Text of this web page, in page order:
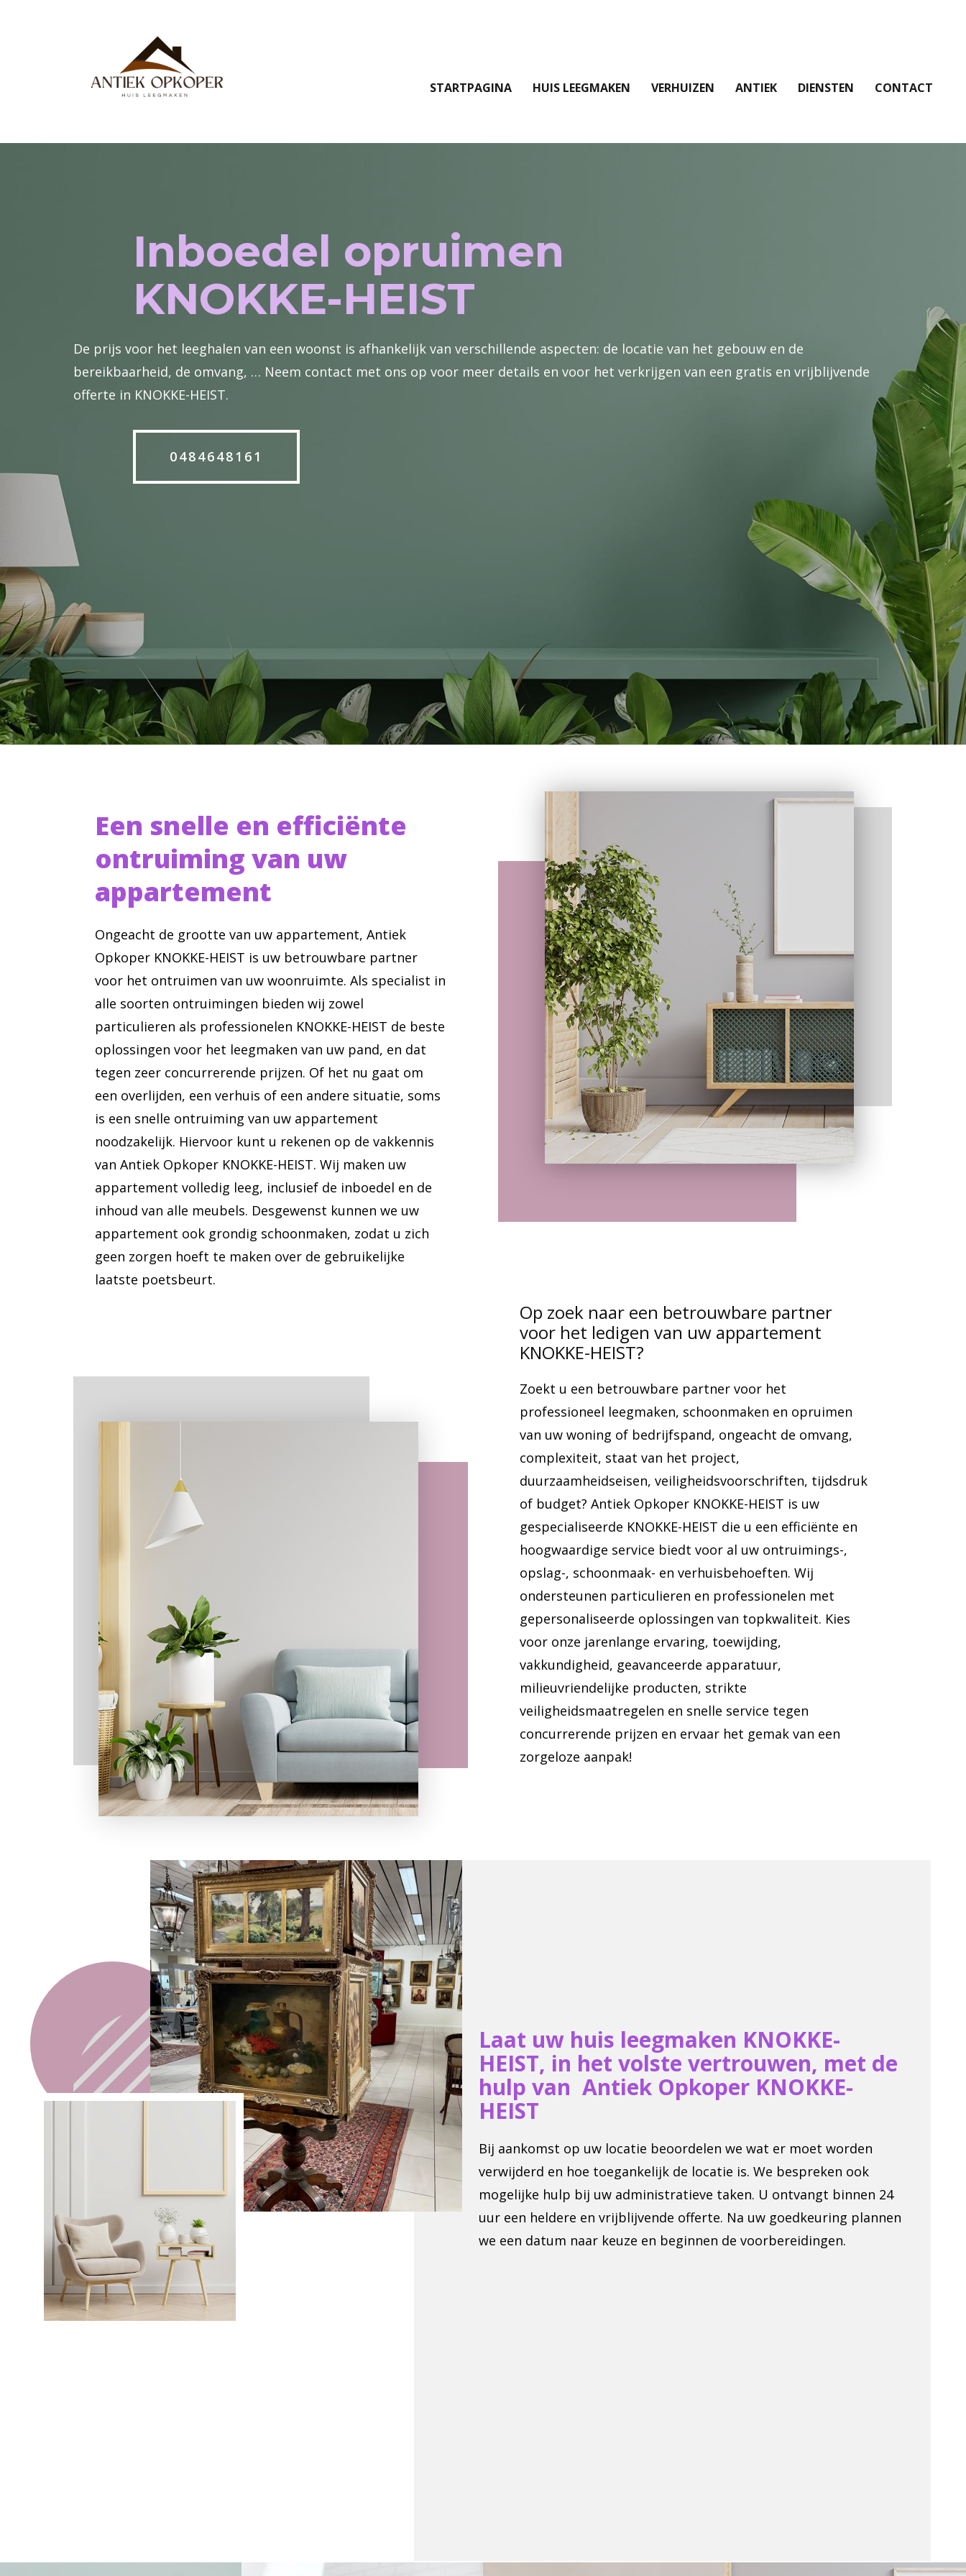
STARTPAGINA HUIS LEEGMAKEN VERHUIZEN ANTIEK DIENSTEN CONTACT
Inboedel opruimen
KNOKKE-HEIST
De prijs voor het leeghalen van een woonst is afhankelijk van verschillende aspecten: de locatie van het gebouw en de
bereikbaarheid, de omvang, … Neem contact met ons op voor meer details en voor het verkrijgen van een gratis en vrijblijvende
offerte in KNOKKE-HEIST.
0484648161
Een snelle en efficiënte
ontruiming van uw
appartement
Ongeacht de grootte van uw appartement, Antiek
Opkoper KNOKKE-HEIST is uw betrouwbare partner
voor het ontruimen van uw woonruimte. Als specialist in
alle soorten ontruimingen bieden wij zowel
particulieren als professionelen KNOKKE-HEIST de beste
oplossingen voor het leegmaken van uw pand, en dat
tegen zeer concurrerende prijzen. Of het nu gaat om
een overlijden, een verhuis of een andere situatie, soms
is een snelle ontruiming van uw appartement
noodzakelijk. Hiervoor kunt u rekenen op de vakkennis
van Antiek Opkoper KNOKKE-HEIST. Wij maken uw
appartement volledig leeg, inclusief de inboedel en de
inhoud van alle meubels. Desgewenst kunnen we uw
appartement ook grondig schoonmaken, zodat u zich
geen zorgen hoeft te maken over de gebruikelijke
laatste poetsbeurt.
Op zoek naar een betrouwbare partner
voor het ledigen van uw appartement
KNOKKE-HEIST?
Zoekt u een betrouwbare partner voor het
professioneel leegmaken, schoonmaken en opruimen
van uw woning of bedrijfspand, ongeacht de omvang,
complexiteit, staat van het project,
duurzaamheidseisen, veiligheidsvoorschriften, tijdsdruk
of budget? Antiek Opkoper KNOKKE-HEIST is uw
gespecialiseerde KNOKKE-HEIST die u een efficiënte en
hoogwaardige service biedt voor al uw ontruimings-,
opslag-, schoonmaak- en verhuisbehoeften. Wij
ondersteunen particulieren en professionelen met
gepersonaliseerde oplossingen van topkwaliteit. Kies
voor onze jarenlange ervaring, toewijding,
vakkundigheid, geavanceerde apparatuur,
milieuvriendelijke producten, strikte
veiligheidsmaatregelen en snelle service tegen
concurrerende prijzen en ervaar het gemak van een
zorgeloze aanpak!
Laat uw huis leegmaken KNOKKE-
HEIST, in het volste vertrouwen, met de
hulp van Antiek Opkoper KNOKKE-
HEIST
Bij aankomst op uw locatie beoordelen we wat er moet worden
verwijderd en hoe toegankelijk de locatie is. We bespreken ook
mogelijke hulp bij uw administratieve taken. U ontvangt binnen 24
uur een heldere en vrijblijvende offerte. Na uw goedkeuring plannen
we een datum naar keuze en beginnen de voorbereidingen.